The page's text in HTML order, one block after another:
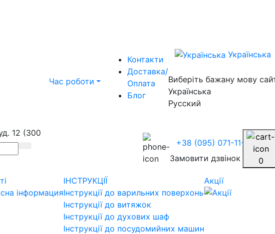
12 (300
Час роботи
Контакти
Доставка/
Оплата
Блог
Українська
Виберіть бажану мову
Українська
Русский
+38 (095) 071-11-84
Замовити дзвінок
0
інформация
ІНСТРУКЦІЇ
Інструкції до варильних поверхонь
Інструкції до витяжок
Інструкції до духових шаф
Інструкції до посудомийних машин
Акції